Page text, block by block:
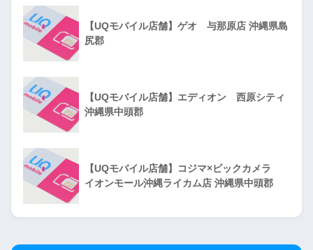
【UQモバイル店舗】ゲオ 与那原店 沖縄県島
尻郡
【UQモバイル店舗】エディオン 西原シティ
沖縄県中頭郡
【UQモバイル店舗】コジマ×ビックカメラ
イオンモール沖縄ライカム店 沖縄県中頭郡